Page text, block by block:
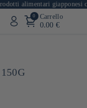
giapponesi con
0 Carrello
0.00 €